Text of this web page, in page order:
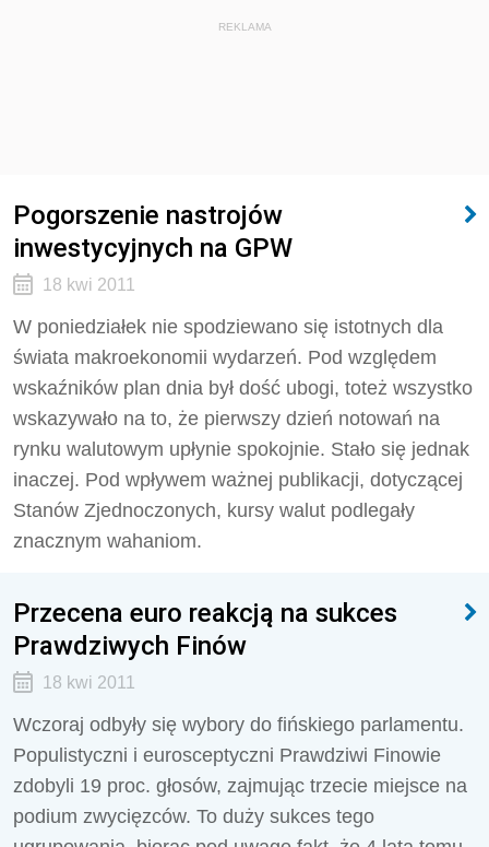
REKLAMA
Pogorszenie nastrojów
inwestycyjnych na GPW
18 kwi 2011
W poniedziałek nie spodziewano się istotnych dla
świata makroekonomii wydarzeń. Pod względem
wskaźników plan dnia był dość ubogi, toteż wszystko
wskazywało na to, że pierwszy dzień notowań na
rynku walutowym upłynie spokojnie. Stało się jednak
inaczej. Pod wpływem ważnej publikacji, dotyczącej
Stanów Zjednoczonych, kursy walut podlegały
znacznym wahaniom.
Przecena euro reakcją na sukces
Prawdziwych Finów
18 kwi 2011
Wczoraj odbyły się wybory do fińskiego parlamentu.
Populistyczni i eurosceptyczni Prawdziwi Finowie
zdobyli 19 proc. głosów, zajmując trzecie miejsce na
podium zwycięzców. To duży sukces tego